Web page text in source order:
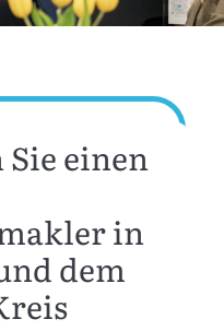
einen
in
dem